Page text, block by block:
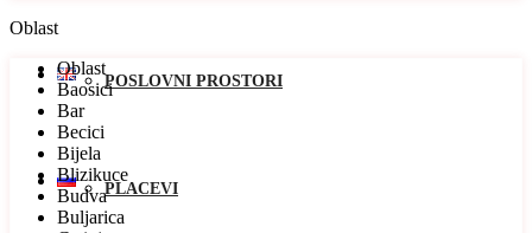
POSLOVNI PROSTORI
PLACEVI
Oblast
Oblast
Baosici
Bar
Becici
Bijela
Blizikuce
Budva
Buljarica